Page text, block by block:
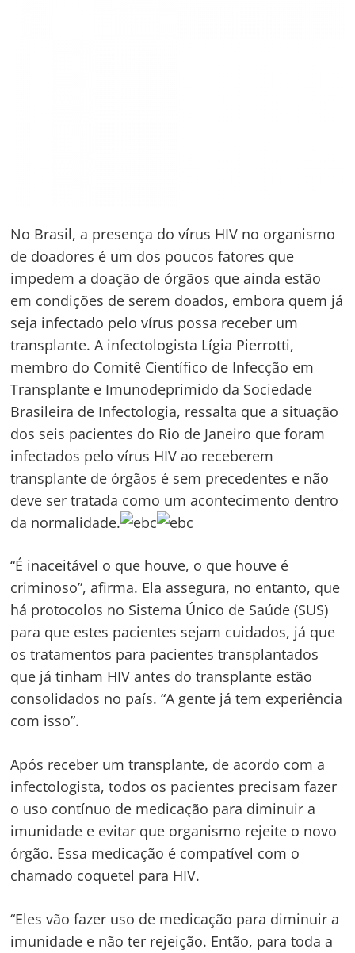
No Brasil, a presença do vírus HIV no organismo
de doadores é um dos poucos fatores que
impedem a doação de órgãos que ainda estão
em condições de serem doados, embora quem já
seja infectado pelo vírus possa receber um
transplante. A infectologista Lígia Pierrotti,
membro do Comitê Científico de Infecção em
Transplante e Imunodeprimido da Sociedade
Brasileira de Infectologia, ressalta que a situação
dos seis pacientes do Rio de Janeiro que foram
infectados pelo vírus HIV ao receberem
transplante de órgãos é sem precedentes e não
deve ser tratada como um acontecimento dentro
da normalidade.
“É inaceitável o que houve, o que houve é
criminoso”, afirma. Ela assegura, no entanto, que
há protocolos no Sistema Único de Saúde (SUS)
para que estes pacientes sejam cuidados, já que
os tratamentos para pacientes transplantados
que já tinham HIV antes do transplante estão
consolidados no país. “A gente já tem experiência
com isso”.
Após receber um transplante, de acordo com a
infectologista, todos os pacientes precisam fazer
o uso contínuo de medicação para diminuir a
imunidade e evitar que organismo rejeite o novo
órgão. Essa medicação é compatível com o
chamado coquetel para HIV.
“Eles vão fazer uso de medicação para diminuir a
imunidade e não ter rejeição. Então, para toda a